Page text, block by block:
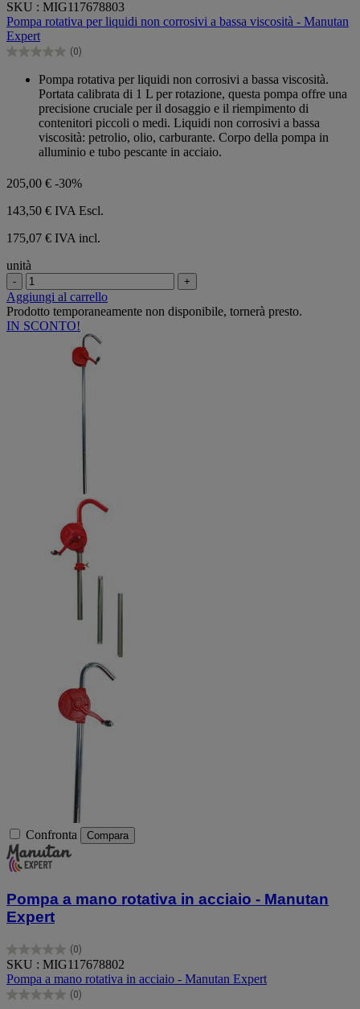
su
5
stelle.
SKU : MIG117678803
Pompa rotativa per liquidi non corrosivi a bassa viscosità - Manutan
Expert
(0)
0.0
Pompa rotativa per liquidi non corrosivi a bassa viscosità.
Portata calibrata di 1 L per rotazione, questa pompa offre una
precisione cruciale per il dosaggio e il riempimento di
contenitori piccoli o medi. Liquidi non corrosivi a bassa
viscosità: petrolio, olio, carburante. Corpo della pompa in
alluminio e tubo pescante in acciaio.
205,00 € -30%
143,50 € IVA Escl.
175,07 € IVA incl.
unità
- +
Aggiungi al carrello
Prodotto temporaneamente non disponibile, tornerà presto.
IN SCONTO!
Confronta Compara
Pompa a mano rotativa in acciaio - Manutan
Expert
(0)
0.0
su
5
stelle.
SKU : MIG117678802
Pompa a mano rotativa in acciaio - Manutan Expert
(0)
0.0